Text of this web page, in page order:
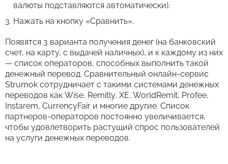
валюты подставляются автоматически).
Нажать на кнопку «Сравнить».
Появятся 3 варианта получения денег (на банковский
счет, на карту, с выдачей наличных), и к каждому из них
— список операторов, способных выполнить такой
денежный перевод. Сравнительный онлайн-сервис
Strumok сотрудничает с такими системами денежных
переводов как Wise, Remitly, XE, WorldRemit, Profee,
Instarem, CurrencyFair и многие другие. Список
партнеров-операторов постоянно увеличивается,
чтобы удовлетворить растущий спрос пользователей
на услуги денежных переводов.